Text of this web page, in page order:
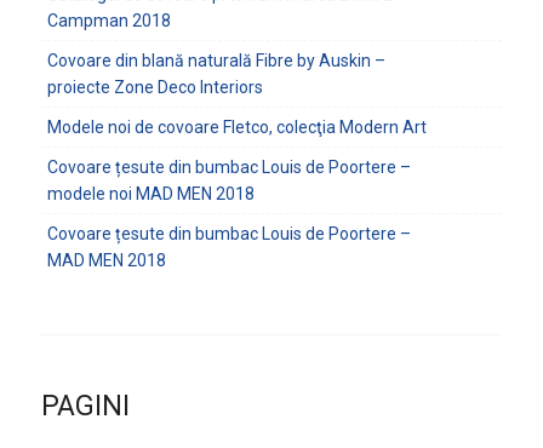
Campman 2018
Covoare din blană naturală Fibre by Auskin –
proiecte Zone Deco Interiors
Modele noi de covoare Fletco, colecţia Modern Art
Covoare țesute din bumbac Louis de Poortere –
modele noi MAD MEN 2018
Covoare țesute din bumbac Louis de Poortere –
MAD MEN 2018
PAGINI